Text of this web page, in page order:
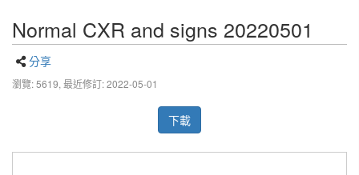
Normal CXR and signs 20220501
分享
瀏覽: 5619, 最近修訂: 2022-05-01
下載